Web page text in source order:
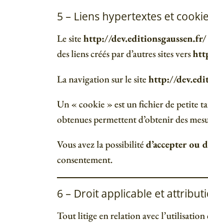
5 – Liens hypertextes et
Le site http://dev.editionsgaussen.fr/
des liens créés par d’autres sites vers
La navigation sur le site http://
Un « cookie » est un fichier de petite
obtenues permettent d’obtenir des
Vous avez la possibilité d’accepter ou
consentement.
6 – Droit applicable et
Tout litige en relation avec l’utilisation